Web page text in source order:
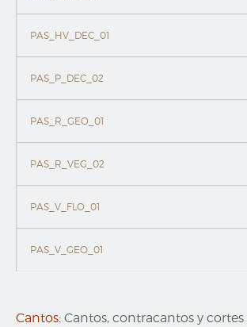
PAS_HV_DEC_01
PAS_P_DEC_02
PAS_R_GEO_01
PAS_R_VEG_02
PAS_V_FLO_01
PAS_V_GEO_01
Cantos: Cantos, contracantos y